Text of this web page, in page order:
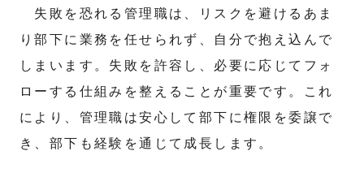
失敗を恐れる管理職は、リスクを避けるあま
り部下に業務を任せられず、自分で抱え込んで
しまいます。失敗を許容し、必要に応じてフォ
ローする仕組みを整えることが重要です。これ
により、管理職は安心して部下に権限を委譲で
き、部下も経験を通じて成長します。